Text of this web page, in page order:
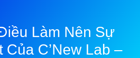
Làm Nên Sự
Của C’New Lab –